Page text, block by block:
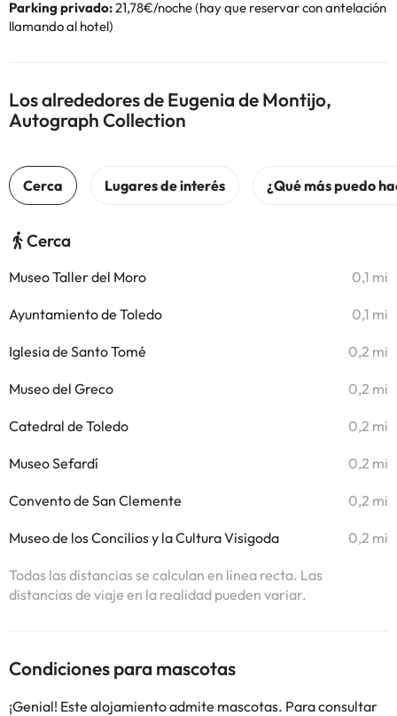
Parking privado:21,78€/noche (hay que reservar con antelación
llamando al hotel)
Los alrededores de Eugenia de Montijo,
Autograph Collection
Cerca
Museo Taller del Moro 0,1 mi
Ayuntamiento de Toledo 0,1 mi
Iglesia de Santo Tomé 0,2 mi
Museo del Greco 0,2 mi
Catedral de Toledo 0,2 mi
Museo Sefardí 0,2 mi
Convento de San Clemente 0,2 mi
Museo de los Concilios y la Cultura Visigoda 0,2 mi
Todas las distancias se calculan en línea recta. Las
distancias de viaje en la realidad pueden variar.
Condiciones para mascotas
¡Genial! Este alojamiento admite mascotas. Para consultar